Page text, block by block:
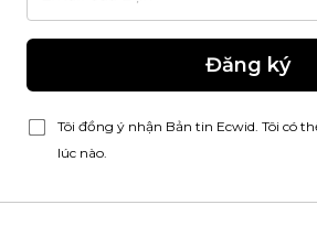
Đăng ký
Tôi đồng ý nhận Bản tin Ecwid. Tôi có
lúc nào.